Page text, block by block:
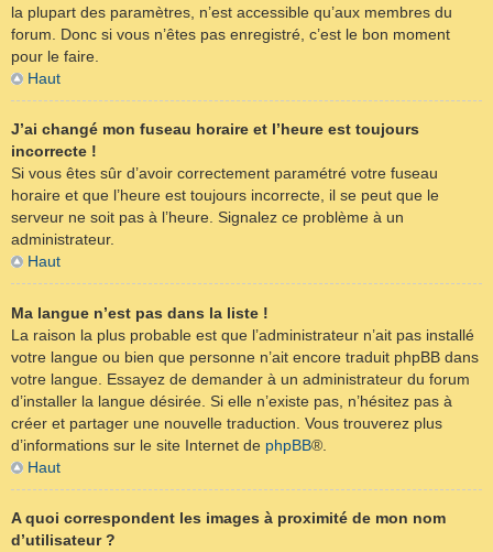
la plupart des paramètres, n’est accessible qu’aux membres du
forum. Donc si vous n’êtes pas enregistré, c’est le bon moment
pour le faire.
Haut
J’ai changé mon fuseau horaire et l’heure est toujours
incorrecte !
Si vous êtes sûr d’avoir correctement paramétré votre fuseau
horaire et que l’heure est toujours incorrecte, il se peut que le
serveur ne soit pas à l’heure. Signalez ce problème à un
administrateur.
Haut
Ma langue n’est pas dans la liste !
La raison la plus probable est que l’administrateur n’ait pas installé
votre langue ou bien que personne n’ait encore traduit phpBB dans
votre langue. Essayez de demander à un administrateur du forum
d’installer la langue désirée. Si elle n’existe pas, n’hésitez pas à
créer et partager une nouvelle traduction. Vous trouverez plus
d’informations sur le site Internet de phpBB®.
Haut
A quoi correspondent les images à proximité de mon nom
d’utilisateur ?